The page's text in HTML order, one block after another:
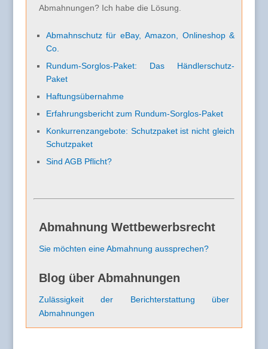
Abmahnungen? Ich habe die Lösung.
Abmahnschutz für eBay, Amazon, Onlineshop &
Co.
Rundum-Sorglos-Paket: Das Händlerschutz-
Paket
Haftungsübernahme
Erfahrungsbericht zum Rundum-Sorglos-Paket
Konkurrenzangebote: Schutzpaket ist nicht gleich
Schutzpaket
Sind AGB Pflicht?
Abmahnung Wettbewerbsrecht
Sie möchten eine Abmahnung aussprechen?
Blog über Abmahnungen
Zulässigkeit der Berichterstattung über
Abmahnungen